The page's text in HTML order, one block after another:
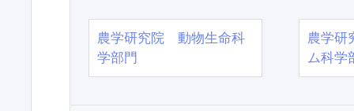
農学研究院 動物生命科
学部門
農学
ム科学